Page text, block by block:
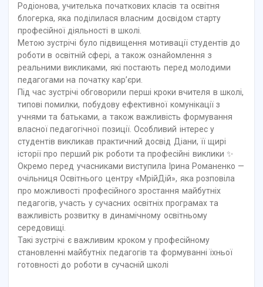
Родіонова, учителька початкових класів та освітня
блогерка, яка поділилася власним досвідом старту
професійної діяльності в школі.
Метою зустрічі було підвищення мотивації студентів до
роботи в освітній сфері, а також ознайомлення з
реальними викликами, які постають перед молодими
педагогами на початку кар’єри.
Під час зустрічі обговорили перші кроки вчителя в школі,
типові помилки, побудову ефективної комунікації з
учнями та батьками, а також важливість формування
власної педагогічної позиції. Особливий інтерес у
студентів викликав практичний досвід Діани, її щирі
історії про перший рік роботи та професійні виклики ✨
Окремо перед учасниками виступила Ірина Романенко —
очільниця Освітнього центру «МрійДій», яка розповіла
про можливості професійного зростання майбутніх
педагогів, участь у сучасних освітніх програмах та
важливість розвитку в динамічному освітньому
середовищі.
Такі зустрічі є важливим кроком у професійному
становленні майбутніх педагогів та формуванні їхньої
готовності до роботи в сучасній школі